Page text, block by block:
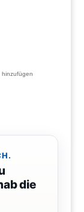
hinzufügen
die